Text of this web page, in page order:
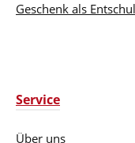
Geschenk als
Service
Über uns